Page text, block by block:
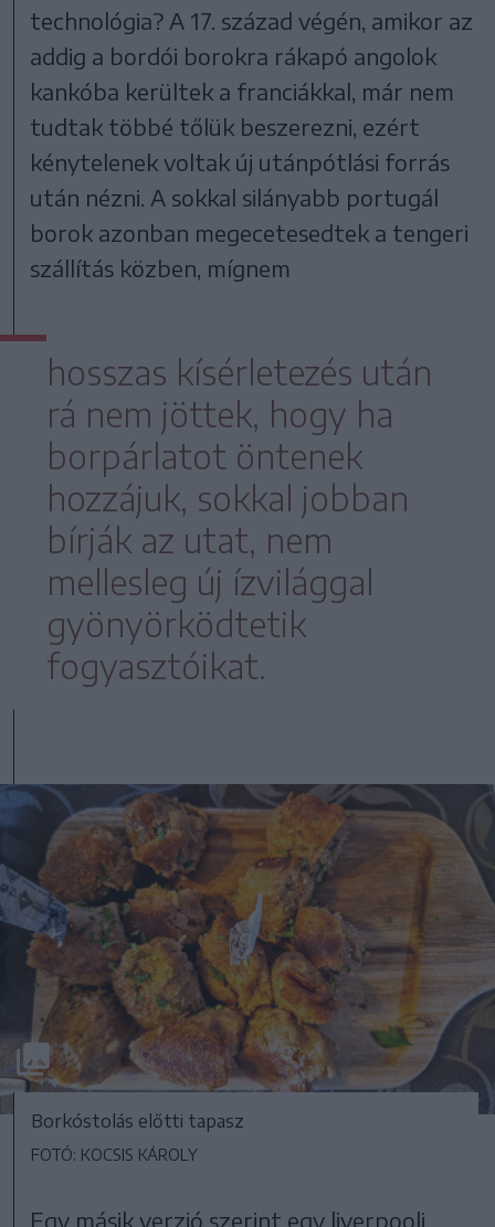
technológia? A 17. század végén, amikor az
addig a bordói borokra rákapó angolok
kankóba kerültek a franciákkal, már nem
tudtak többé tőlük beszerezni, ezért
kénytelenek voltak új utánpótlási forrás
után nézni. A sokkal silányabb portugál
borok azonban megecetesedtek a tengeri
szállítás közben, mígnem
hosszas kísérletezés után
rá nem jöttek, hogy ha
borpárlatot öntenek
hozzájuk, sokkal jobban
bírják az utat, nem
mellesleg új ízvilággal
gyönyörködtetik
fogyasztóikat.
Borkóstolás előtti tapasz
FOTÓ: KOCSIS KÁROLY
Egy másik verzió szerint egy liverpooli